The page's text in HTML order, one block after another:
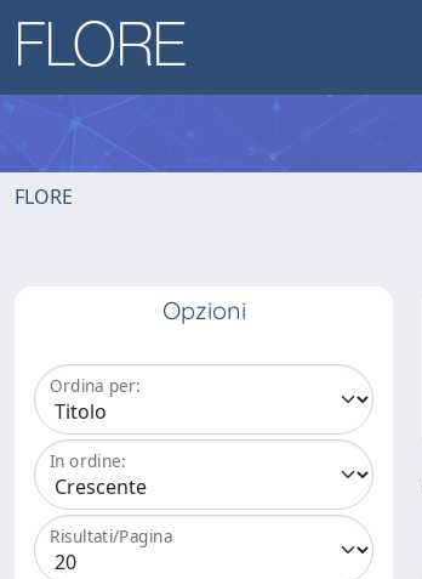
FLORE
Opzioni
Ordina per:
In ordine:
Risultati/Pagina